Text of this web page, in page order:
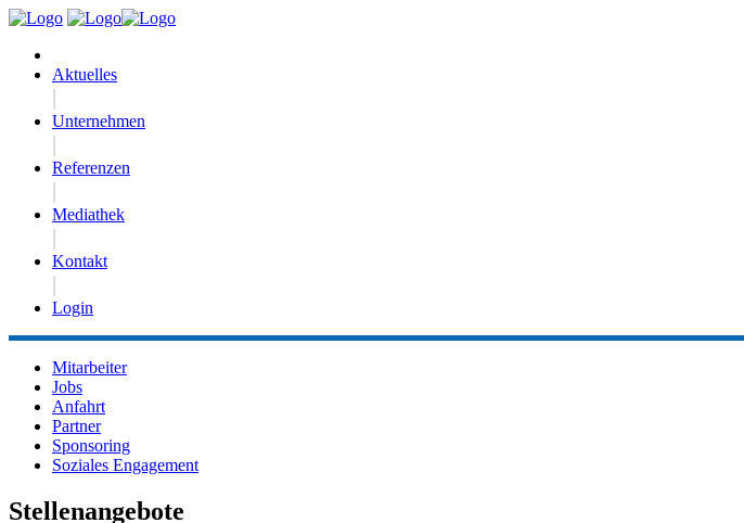
Aktuelles
|
Unternehmen
|
Referenzen
|
Mediathek
|
Kontakt
|
Login
Mitarbeiter
Jobs
Anfahrt
Partner
Sponsoring
Soziales Engagement
Stellenangebote